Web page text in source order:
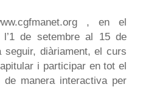
, en el
de setembre al 15 de
seguir, diàriament, el curs
i participar en tot el
manera interactiva per